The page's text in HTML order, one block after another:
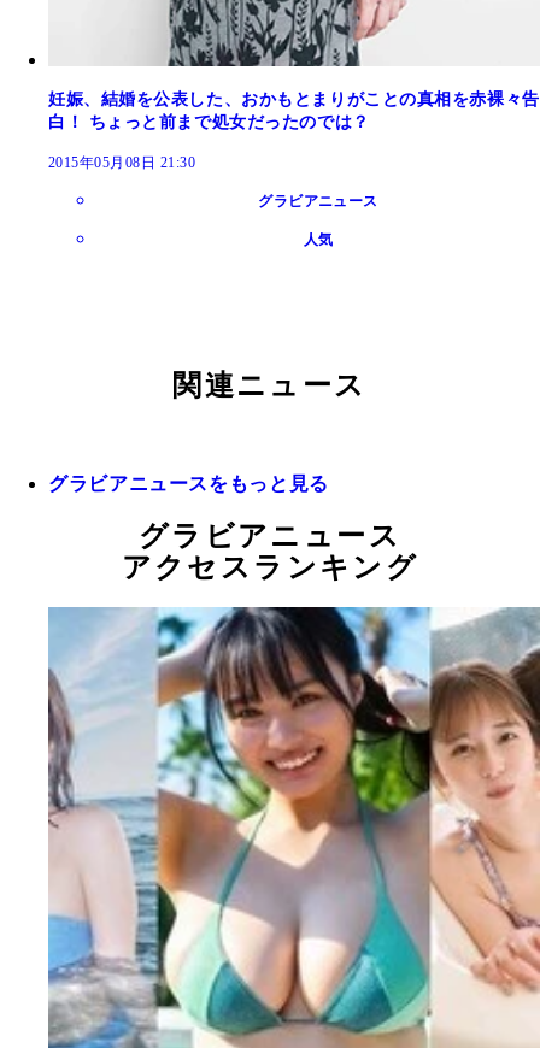
妊娠、結婚を公表した、おかもとまりがことの真相を赤裸々告
白！ ちょっと前まで処女だったのでは？
2015年05月08日 21:30
グラビアニュース
人気
関連ニュース
グラビアニュースをもっと見る
グラビアニュース
アクセスランキング